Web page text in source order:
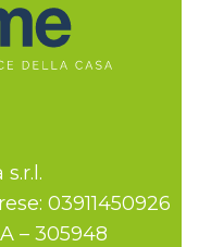
03911450926
– 305948